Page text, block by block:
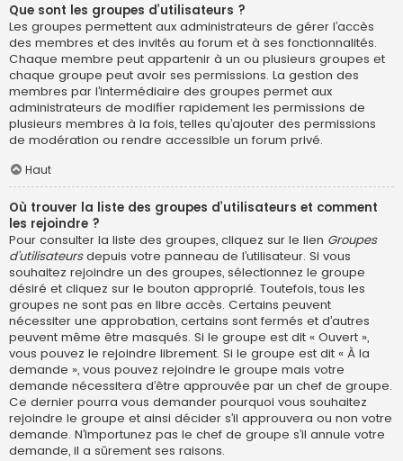
Que sont les groupes d’utilisateurs ?
Les groupes permettent aux administrateurs de gérer l’accès
des membres et des invités au forum et à ses fonctionnalités.
Chaque membre peut appartenir à un ou plusieurs groupes et
chaque groupe peut avoir ses permissions. La gestion des
membres par l’intermédiaire des groupes permet aux
administrateurs de modifier rapidement les permissions de
plusieurs membres à la fois, telles qu’ajouter des permissions
de modération ou rendre accessible un forum privé.
Haut
Où trouver la liste des groupes d’utilisateurs et comment
les rejoindre ?
Pour consulter la liste des groupes, cliquez sur le lien Groupes
d’utilisateursdepuis votre panneau de l’utilisateur. Si vous
souhaitez rejoindre un des groupes, sélectionnez le groupe
désiré et cliquez sur le bouton approprié. Toutefois, tous les
groupes ne sont pas en libre accès. Certains peuvent
nécessiter une approbation, certains sont fermés et d’autres
peuvent même être masqués. Si le groupe est dit « Ouvert »,
vous pouvez le rejoindre librement. Si le groupe est dit « À la
demande », vous pouvez rejoindre le groupe mais votre
demande nécessitera d’être approuvée par un chef de groupe.
Ce dernier pourra vous demander pourquoi vous souhaitez
rejoindre le groupe et ainsi décider s’il approuvera ou non votre
demande. N’importunez pas le chef de groupe s’il annule votre
demande, il a sûrement ses raisons.